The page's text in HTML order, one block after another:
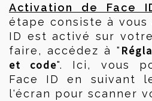
Activation de Face
étape consiste à vous
ID est activé sur
faire, accédez à "
et code". Ici, vous
Face ID en suivant
l'écran pour scanner